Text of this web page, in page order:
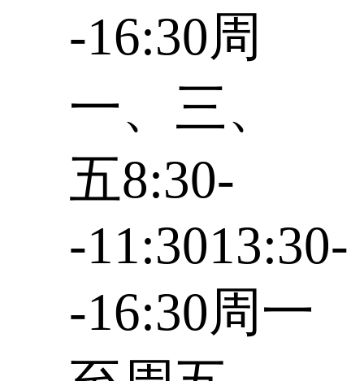
-16:30周
一、三、
五8:30-
-11:3013:30-
-16:30周一